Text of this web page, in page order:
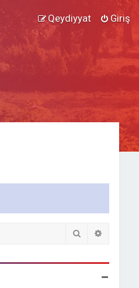
Giriş
Qeydiyyat
Axtar